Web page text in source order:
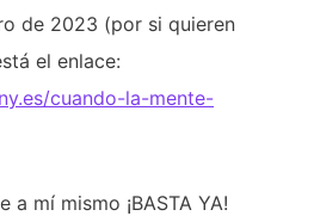
de 2023 (por si quieren
el enlace:
cuando-la-mente-
a mí mismo ¡BASTA YA!